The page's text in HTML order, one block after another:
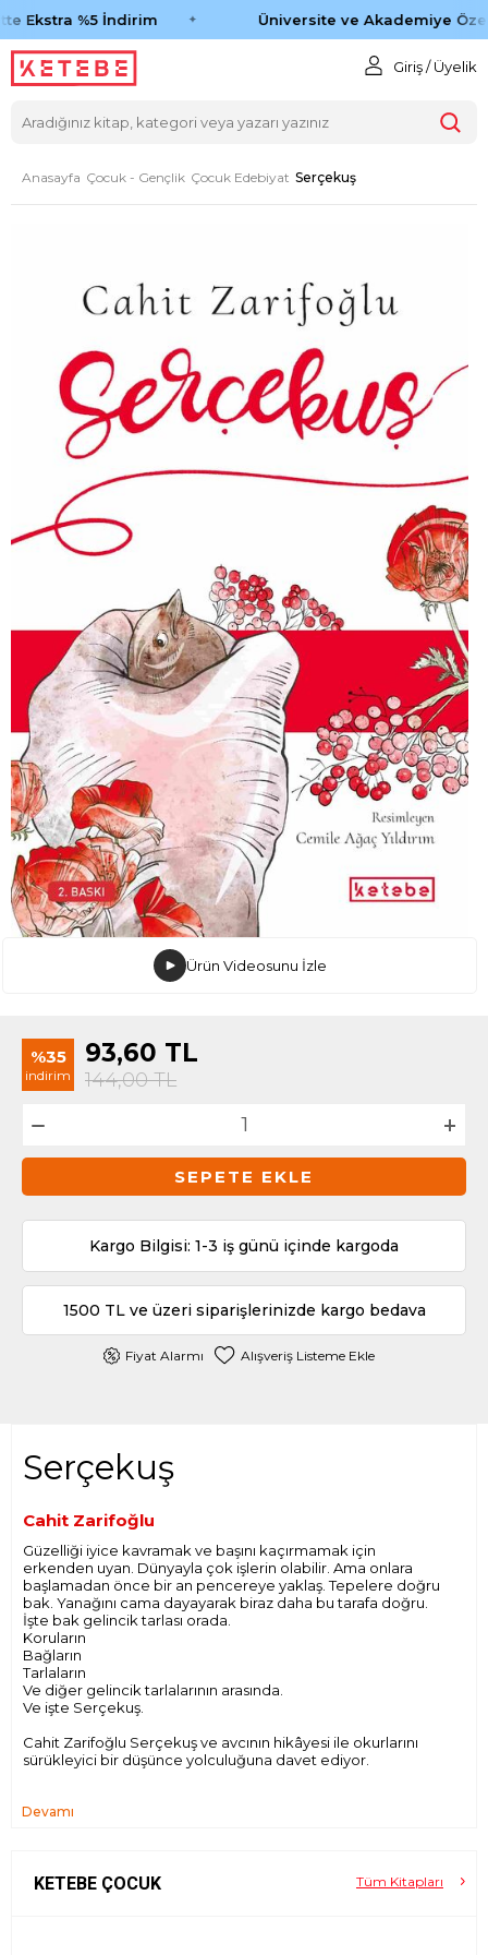
Ekstra %5 İndirim Üniversite ve Akademiye
Giriş / Üyelik
Anasayfa Çocuk - Gençlik Çocuk Edebiyat Serçekuş
Ürün Videosunu İzle
%35
indirim
93,60 TL
144,00TL
SEPETE EKLE
Kargo Bilgisi: 1-3 iş günü içinde kargoda
1500 TL ve üzeri siparişlerinizde kargo bedava
Fiyat Alarmı Alışveriş Listeme Ekle
Serçekuş
Cahit Zarifoğlu
Güzelliği iyice kavramak ve başını kaçırmamak için
erkenden uyan. Dünyayla çok işlerin olabilir. Ama onlara
başlamadan önce bir an pencereye yaklaş. Tepelere doğru
bak. Yanağını cama dayayarak biraz daha bu tarafa doğru.
İşte bak gelincik tarlası orada.
Koruların
Bağların
Tarlaların
Ve diğer gelincik tarlalarının arasında.
Ve işte Serçekuş.
Cahit Zarifoğlu Serçekuş ve avcının hikâyesi ile okurlarını
sürükleyici bir düşünce yolculuğuna davet ediyor.
Devamı
KETEBE ÇOCUK Tüm Kitapları